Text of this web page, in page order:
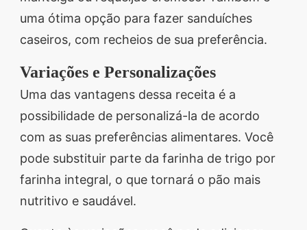
uma ótima opção para fazer sanduíches
caseiros, com recheios de sua preferência.
Variações e Personalizações
Uma das vantagens dessa receita é a
possibilidade de personalizá-la de acordo
com as suas preferências alimentares. Você
pode substituir parte da farinha de trigo por
farinha integral, o que tornará o pão mais
nutritivo e saudável.